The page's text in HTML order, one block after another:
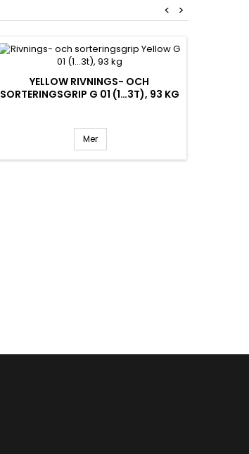
>
<
YELLOW RIVNINGS- OCH
SORTERINGSGRIP G 01 (1…3T), 93 KG
Mer